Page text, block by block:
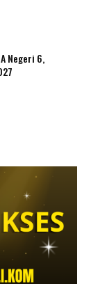
Negeri 6,